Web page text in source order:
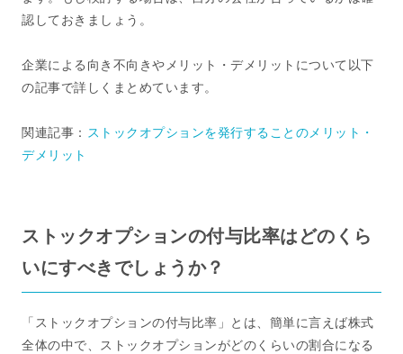
認しておきましょう。
企業による向き不向きやメリット・デメリットについて以下
の記事で詳しくまとめています。
関連記事： ストックオプションを発行することのメリット・
デメリット
ストックオプションの付与比率はどのくら
いにすべきでしょうか？
「ストックオプションの付与比率」とは、簡単に言えば株式
全体の中で、ストックオプションがどのくらいの割合になる